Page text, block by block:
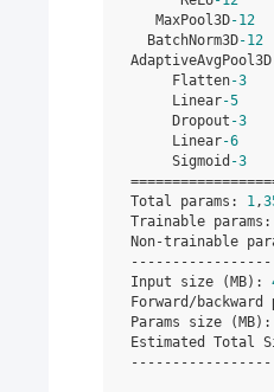
MaxPool3D-12
BatchNorm3D-12
AdaptiveAvgPool3D
Flatten-3
Linear-5
Dropout -3
Linear-6
Sigmoid -3
Total
params : 1,
Trainable params :
Non-trainable
Input
size ( MB):
Forward /backward
Params
size ( MB):
Estimated
Total